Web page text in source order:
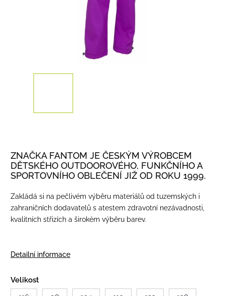
ZNAČKA FANTOM JE ČESKÝM VÝROBCEM
DĚTSKÉHO OUTDOOROVÉHO, FUNKČNÍHO A
SPORTOVNÍHO OBLEČENÍ JIŽ OD ROKU 1999.
Zakládá si na pečlivém výběru materiálů od tuzemských i
zahraničních dodavatelů s atestem zdravotní nezávadnosti,
kvalitních střizích a širokém výběru barev.
Detailní informace
Velikost